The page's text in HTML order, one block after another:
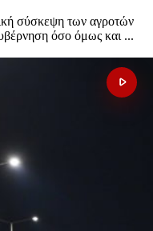
σύσκεψη των αγροτών
όσο όμως και ...